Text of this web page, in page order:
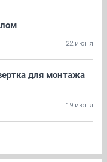
22 июня
для монтажа
19 июня